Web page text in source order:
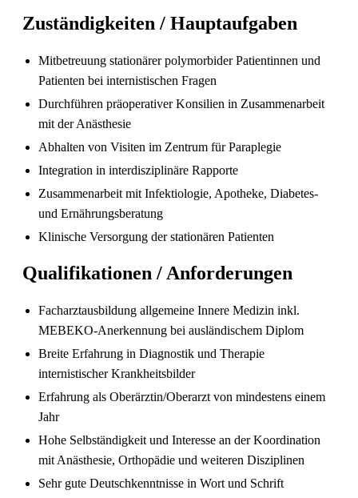
Pflegefachperson Schweiz: Anerkennung &
Schweiz im Jahr 2026
Zuständigkeiten / Hauptaufgaben
Mitbetreuung stationärer polymorbider Patientinnen und
Patienten bei internistischen Fragen
Durchführen präoperativer Konsilien in Zusammenarbeit
mit der Anästhesie
Abhalten von Visiten im Zentrum für Paraplegie
Integration in interdisziplinäre Rapporte
Zusammenarbeit mit Infektiologie, Apotheke, Diabetes-
und Ernährungsberatung
Klinische Versorgung der stationären Patienten
Qualifikationen / Anforderungen
Facharztausbildung allgemeine Innere Medizin inkl.
MEBEKO-Anerkennung bei ausländischem Diplom
Breite Erfahrung in Diagnostik und Therapie
internistischer Krankheitsbilder
Erfahrung als Oberärztin/Oberarzt von mindestens einem
Jahr
Hohe Selbständigkeit und Interesse an der Koordination
mit Anästhesie, Orthopädie und weiteren Disziplinen
Sehr gute Deutschkenntnisse in Wort und Schrift